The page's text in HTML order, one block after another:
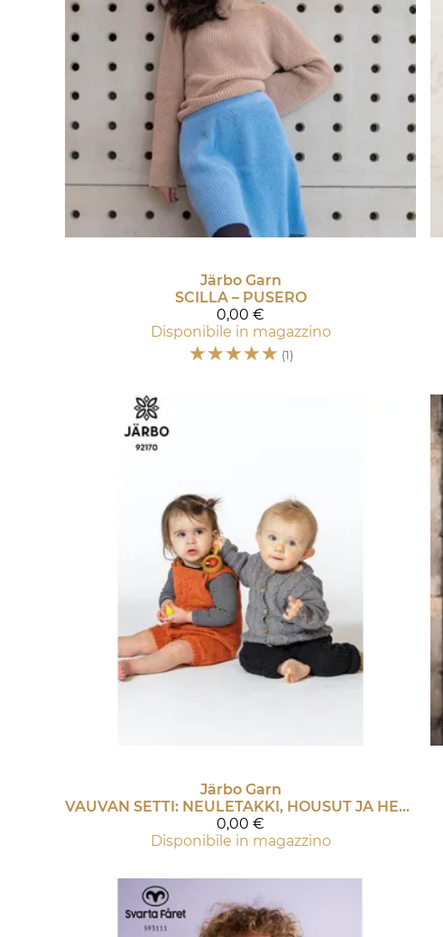
Järbo Garn
SCILLA – PUSERO
0,00 €
Disponibile in magazzino
☆☆☆☆☆ (1)
Järbo Garn
VAUVAN SETTI: NEULETAKKI, HOUSUT JA HENKSELIHOUSUT, JOISSA PALMIKKONEULETTA
0,00 €
Disponibile in magazzino